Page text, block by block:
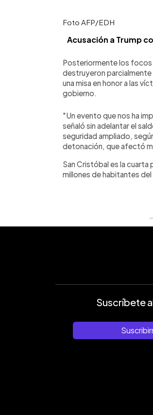
Foto AFP/EDH
Acusación a Trump
Posteriormente los
destruyeron
una misa en honor a las
gobierno.
"Un evento que nos ha
señaló sin adelantar el
seguridad ampliado,
detonación, que afectó
San Cristóbal es la
millones de habitantes del
Suscríbete